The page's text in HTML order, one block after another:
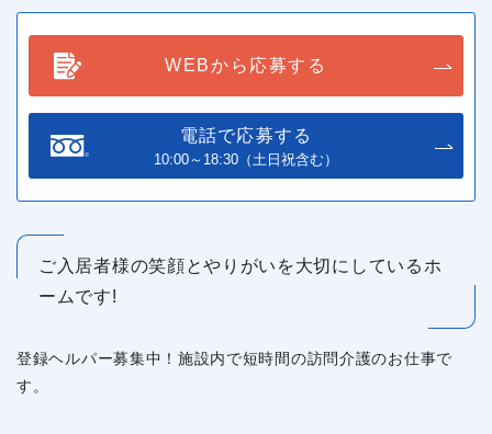
WEBから応募する
電話で応募する
10:00～18:30（土日祝含む）
ご入居者様の笑顔とやりがいを大切にしているホ
ームです!
登録ヘルパー募集中！施設内で短時間の訪問介護のお仕事で
す。